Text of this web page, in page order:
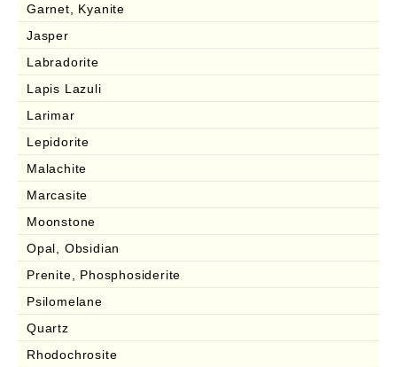
Garnet, Kyanite
Jasper
Labradorite
Lapis Lazuli
Larimar
Lepidorite
Malachite
Marcasite
Moonstone
Opal, Obsidian
Prenite, Phosphosiderite
Psilomelane
Quartz
Rhodochrosite